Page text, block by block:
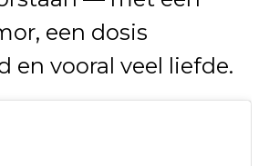
een dosis
en vooral veel liefde.